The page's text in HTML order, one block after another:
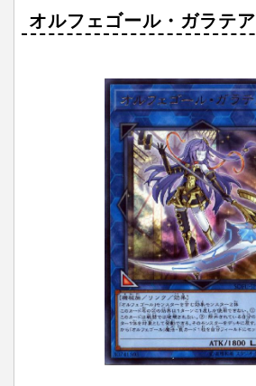
オルフェゴール・ガラテア